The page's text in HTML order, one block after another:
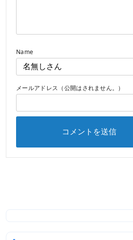
Name
メールアドレス（公開はされません。）